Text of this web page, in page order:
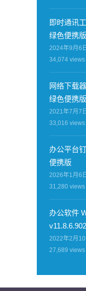
即时通讯
绿色便携版
2024年9月6日
34,074 views
网络下载
绿色便携版
2021年7月7日
33,016 views
办公平台
便携版
2026年1月6日
31,280 views
办公软件
2022年2月10
27,689 views